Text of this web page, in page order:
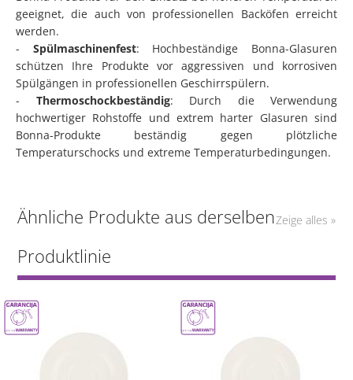
geeignet, die auch von professionellen Backöfen erreicht
werden.
- Spülmaschinenfest: Hochbeständige Bonna-Glasuren
schützen Ihre Produkte vor aggressiven und korrosiven
Spülgängen in professionellen Geschirrspülern.
- Thermoschockbeständig: Durch die Verwendung
hochwertiger Rohstoffe und extrem harter Glasuren sind
Bonna-Produkte beständig gegen plötzliche
Temperaturschocks und extreme Temperaturbedingungen.
Ähnliche Produkte aus derselben
Produktlinie
Zeige alles »